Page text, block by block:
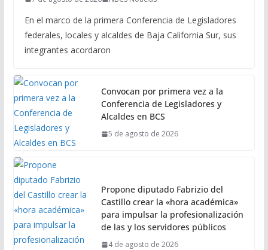
En el marco de la primera Conferencia de Legisladores
federales, locales y alcaldes de Baja California Sur, sus
integrantes acordaron
Convocan por primera vez a la
Conferencia de Legisladores y
Alcaldes en BCS
5 de agosto de 2026
Propone diputado Fabrizio del
Castillo crear la «hora académica»
para impulsar la profesionalización
de las y los servidores públicos
4 de agosto de 2026